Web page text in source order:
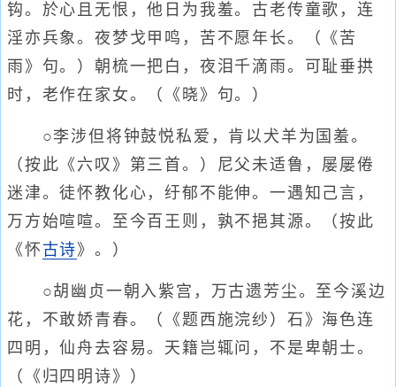
钩。於心且无恨，他日为我羞。古老传童歌，连
淫亦兵象。夜梦戈甲鸣，苦不愿年长。（《苦
雨》句。）朝梳一把白，夜泪千滴雨。可耻垂拱
时，老作在家女。（《晓》句。）
○李涉但将钟鼓悦私爱，肯以犬羊为国羞。
（按此《六叹》第三首。）尼父未适鲁，屡屡倦
迷津。徒怀教化心，纡郁不能伸。一遇知己言，
万方始喧喧。至今百王则，孰不挹其源。（按此
《怀 古诗》。）
○胡幽贞一朝入紫宫，万古遗芳尘。至今溪边
花，不敢娇青春。（《题西施浣纱）石》海色连
四明，仙舟去容易。天籍岂辄问，不是卑朝士。
（《归四明诗》）